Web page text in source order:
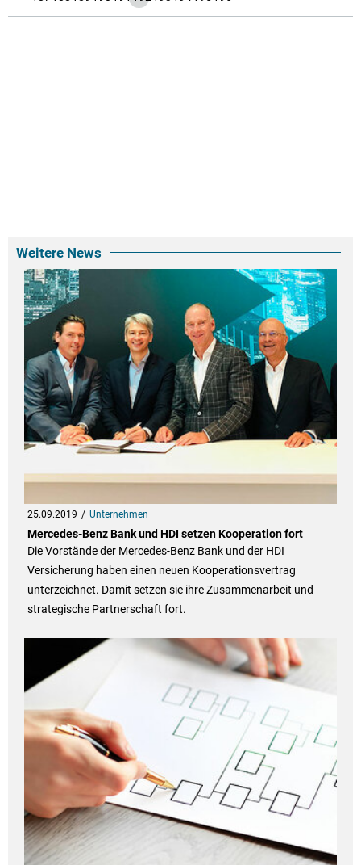
Weitere News
25.09.2019 Unternehmen
Mercedes-Benz Bank und HDI setzen Kooperation fort
Die Vorstände der Mercedes-Benz Bank und der HDI
Versicherung haben einen neuen Kooperationsvertrag
unterzeichnet. Damit setzen sie ihre Zusammenarbeit und
strategische Partnerschaft fort.